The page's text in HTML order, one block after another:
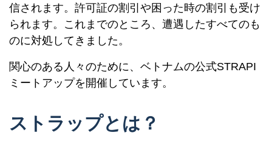
信されます。許可証の割引や困った時の割引も受け
られます。これまでのところ、遭遇したすべてのも
のに対処してきました。
関心のある人々のために、ベトナムの公式STRAPI
ミートアップを開催しています。
ストラップとは？